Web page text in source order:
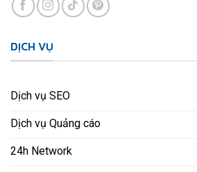
DỊCH VỤ
Dịch vụ SEO
Dịch vụ Quảng cáo
24h Network